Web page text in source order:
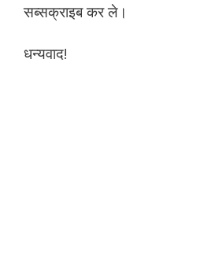
सब्सक्राइब कर ले।
धन्यवाद!